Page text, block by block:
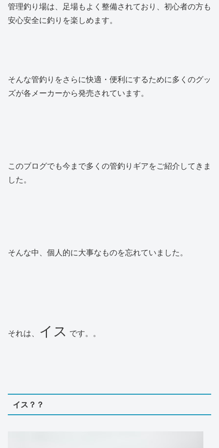
管理釣り場は、足場もよく整備されており、初心者の方も
安心安全に釣りを楽しめます。
そんな管釣りをさらに快適・便利にするために多くのグッ
ズが各メーカーから発売されています。
このブログでも今まで多くの管釣りギアをご紹介してきま
した。
そんな中、個人的に大事なものを忘れていました。
それは、 イス です。。
イス？？